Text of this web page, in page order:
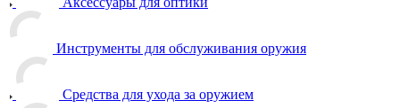
Инструменты для обслуживания оружия
Средства для ухода за оружием